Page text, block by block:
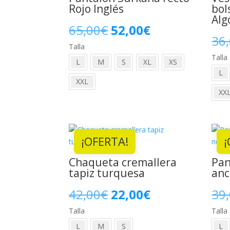
Rojo Inglés
65,00€El
precio
original
52,00€El
precio
actual
Talla
L
M S XL
XS
XXL
Talla
L
XXL
¡OFERTA!
Chaqueta cremallera
tapiz turquesa
42,00€El
precio
22,00€El
Talla
L
M S
Talla
L